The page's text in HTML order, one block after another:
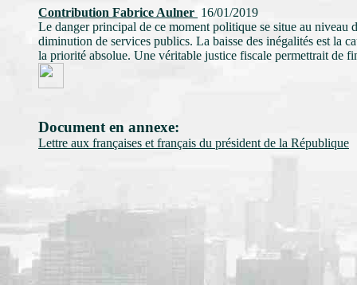
Contribution Fabrice Aulner 16/01/2019
Le danger principal de ce moment politique se situe au niveau
diminution de services publics. La baisse des inégalités est la
la priorité absolue. Une véritable justice fiscale permettrait de
Document en annexe:
Lettre aux françaises et français du président de la République